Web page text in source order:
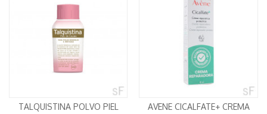
TALQUISTINA POLVO PIEL
AVENE CICALFATE+ CREMA